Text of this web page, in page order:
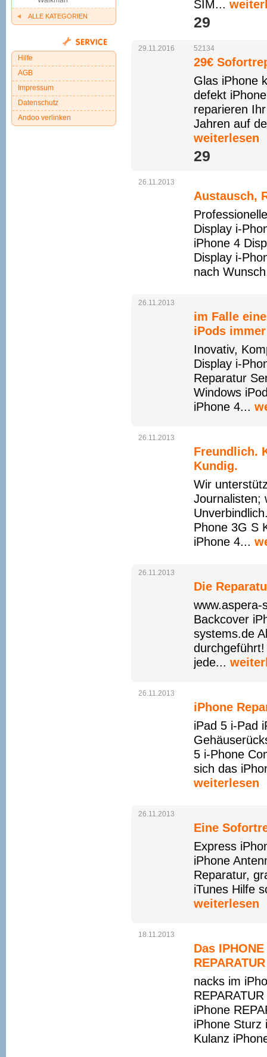
SIM...
29 
29.11.2016 52134
29€
Glas iPhone
defekt
reparieren
Jahren auf
weiterlesen
29 
26.11.2013
Austausch,
Display i-
iPhone 4
Display i-
nach
26.11.2013
im Falle
iPods
Inovativ,
Display i-
Reparatur
Windows
iPhone 4...
26.11.2013
Freundlich.
Kundig.
Wir
Journalisten;
Phone 3G S
iPhone 4...
26.11.2013
Die
www.aspera-
Backcover
systems.de
jede...
26.11.2013
iPhone
iPad 5 i-Pad
5 i-Phone
sich das
weiterlesen
26.11.2013
Eine
Express
iPhone
Reparatur,
iTunes Hilfe
weiterlesen
18.11.2013
Das
nacks im
iPhone
iPhone Sturz
Kulanz
ALLE KATEGORIEN
Hilfe
AGB
Impressum
Datenschutz
Andoo verlinken